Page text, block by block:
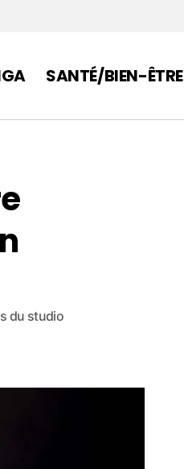
SANTÉ/BIEN-ÊTRE
du studio